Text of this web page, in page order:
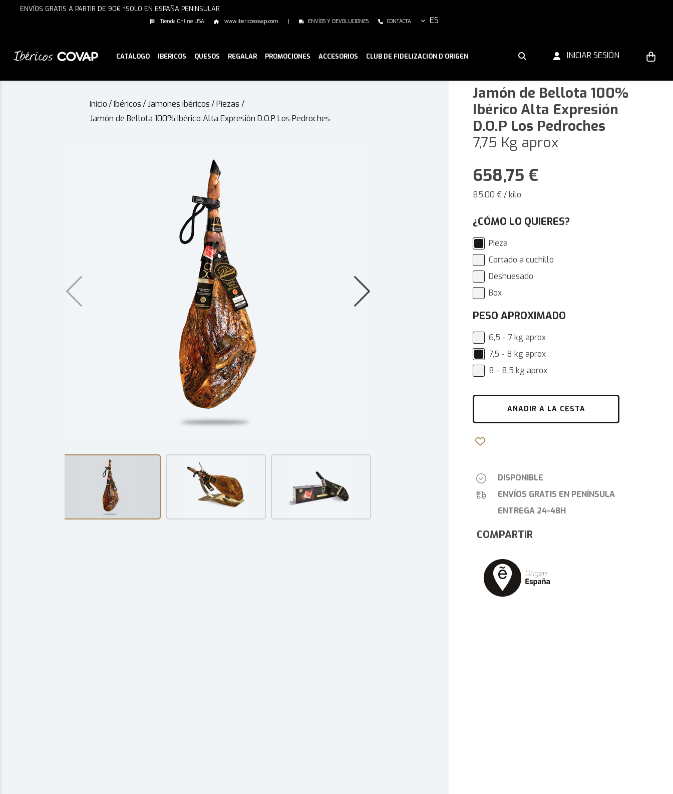
ENVÍOS GRATIS A PARTIR DE 90€ *SOLO EN ESPAÑA PENINSULAR
Tienda Online USA www.ibericoscovap.com | ENVÍOS Y DEVOLUCIONES CONTACTA ES
CATÁLOGO IBÉRICOS QUESOS REGALAR PROMOCIONES ACCESORIOS CLUB DE FIDELIZACIÓN D`ORIGEN INICIAR SESIÓN
Inicio/Ibéricos /Jamones ibéricos /Piezas /
Jamón de Bellota 100% Ibérico Alta Expresión D.O.P Los Pedroches
Jamón de Bellota 100%
Ibérico Alta Expresión
D.O.P Los Pedroches
7,75 Kg aprox
658,75 €
85,00 € / kilo
¿CÓMO LO QUIERES?
Pieza
Cortado a cuchillo
Deshuesado
Box
PESO APROXIMADO
6,5 - 7 kg aprox
7,5 - 8 kg aprox
8 - 8,5 kg aprox
AÑADIR A LA CESTA
DISPONIBLE
ENVÍOS GRATIS EN PENÍNSULA
ENTREGA 24-48H
COMPARTIR